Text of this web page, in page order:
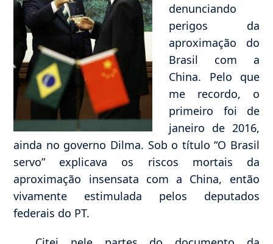
denunciando
perigos da
aproximação do
Brasil com a
China. Pelo que
me recordo, o
primeiro foi de
janeiro de 2016,
ainda no governo Dilma. Sob o título “O Brasil
servo” explicava os riscos mortais da
aproximação insensata com a China, então
vivamente estimulada pelos deputados
federais do PT.